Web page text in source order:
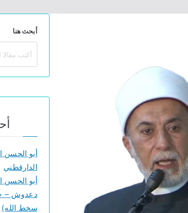
أبحث هنا
أبو الحسن
الدارقطني
أبو الحسن
دعدوش –
سخط الله)